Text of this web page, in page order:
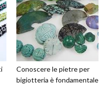
Conoscere le pietre per
bigiotteria è fondamentale